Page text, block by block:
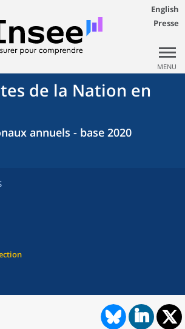
English
Presse
MENU
de la Nation en
annuels - base 2020